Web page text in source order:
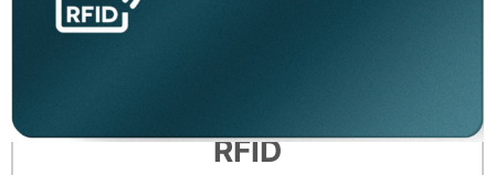
RFID